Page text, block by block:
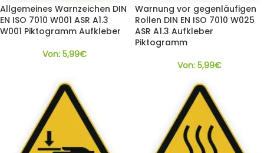
Allgemeines Warnzeichen DIN
EN ISO 7010 W001 ASR A1.3
W001 Piktogramm Aufkleber
Von: 5,99€
Warnung vor gegenläufigen
Rollen DIN EN ISO 7010 W025
ASR A1.3 Aufkleber
Piktogramm
Von: 5,99€